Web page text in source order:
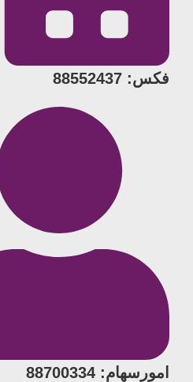
فکس: 88552437
امورسهام: 88700334